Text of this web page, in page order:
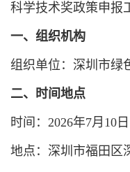
科学技术奖政策申报
一、组织机构
组织单位：深圳市绿
二、时间地点
时间：2026年7月10日
地点：深圳市福田区